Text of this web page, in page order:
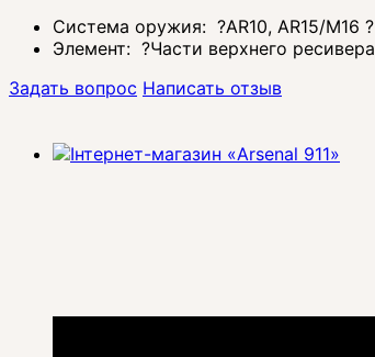
Система оружия: ?AR10, AR15/M16 ?
Элемент: ?Части верхнего ресивера
Задать вопрос Написать отзыв